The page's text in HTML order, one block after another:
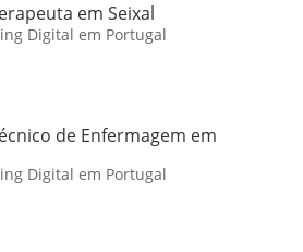
em Seixal
Digital em Portugal
de Enfermagem em
Digital em Portugal